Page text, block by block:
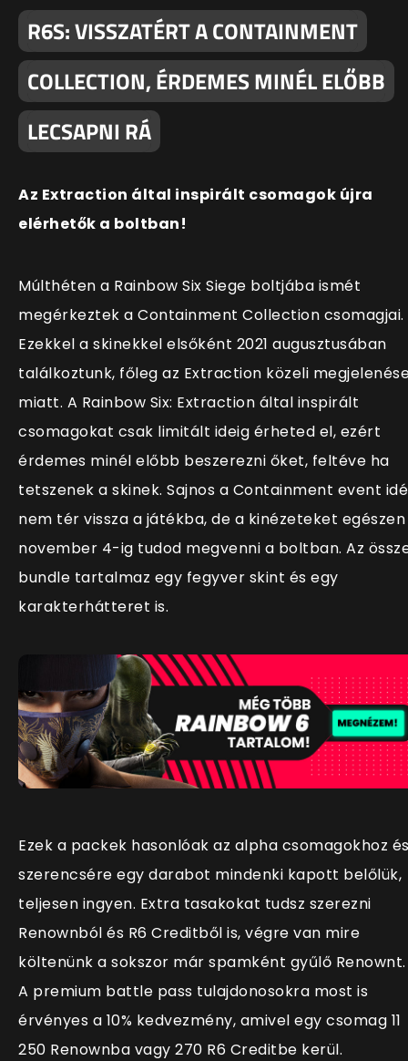
R6S: VISSZATÉRT A CONTAINMENT
COLLECTION, ÉRDEMES MINÉL ELŐBB
LECSAPNI RÁ
Az Extraction által inspirált csomagok újra
elérhetők a boltban!
Múlthéten a Rainbow Six Siege boltjába ismét
megérkeztek a Containment Collection csomagjai.
Ezekkel a skinekkel elsőként 2021 augusztusában
találkoztunk, főleg az Extraction közeli
miatt. A Rainbow Six: Extraction által inspirált
csomagokat csak limitált ideig érheted el, ezért
érdemes minél előbb beszerezni őket, feltéve ha
tetszenek a skinek. Sajnos a Containment event
nem tér vissza a játékba, de a kinézeteket egészen
november 4-ig tudod megvenni a boltban. Az
bundle tartalmaz egy fegyver skint és egy
karakterhátteret is.
Ezek a packek hasonlóak az alpha csomagokhoz
szerencsére egy darabot mindenki kapott belőlük,
teljesen ingyen. Extra tasakokat tudsz szerezni
Renownból és R6 Creditből is, végre van mire
költenünk a sokszor már spamként gyűlő Renownt.
A premium battle pass tulajdonosokra most is
érvényes a 10% kedvezmény, amivel egy csomag 11
250 Renownba vagy 270 R6 Creditbe kerül.